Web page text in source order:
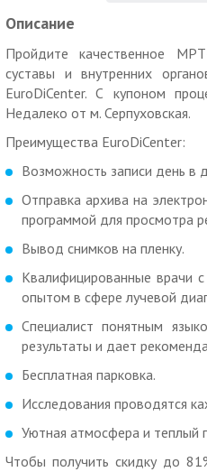
1463 р. вместо 7700 р. за
(стоматологическое).
МРТ шеи:
3465 р. вместо 7700 р. за
4914 р. вместо 10920
1463 р. вместо 7700 р. за
МРТ позвоночника:
3465 р. вместо 7700 р. за
перехода.
3465 р. вместо 7700
позвоночника на выбор
крестцовый, крестцово-
копчиковый).
6930 р. вместо 15400
позвоночника на выбор
Описание
Пройдите качественное
суставы и внутренних
EuroDiCenter. С купоном
Недалеко от м. Серпуховская.
Преимущества EuroDiCenter:
Возможность записи день в
Отправка архива на
программой для просмотра
Вывод снимков на пленку.
Квалифицированные врачи
опытом в сфере лучевой
Специалист понятным
результаты и дает
Бесплатная парковка.
Исследования проводятся
Уютная атмосфера и теплый
Чтобы получить скидку до